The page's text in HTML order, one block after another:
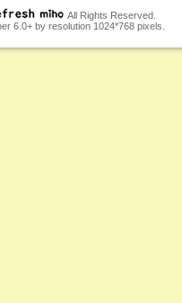
All Rights Reserved.
6.0+ by resolution 1024*768 pixels.